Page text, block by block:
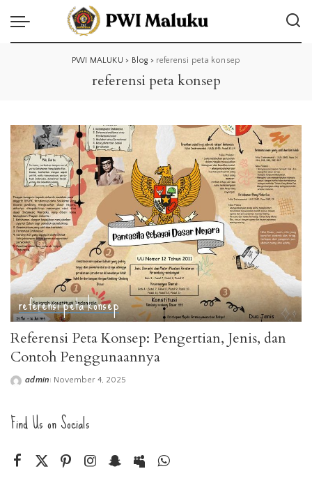
PWI MALUKU > Blog > referensi peta konsep
referensi peta konsep
referensi peta konsep
Referensi Peta Konsep: Pengertian, Jenis, dan
Contoh Penggunaannya
Posted
admin November 4, 2025
Find Us on Socials